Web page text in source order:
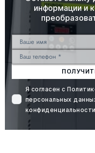
информации и
Я согласен с
персональных
конфиденциальности